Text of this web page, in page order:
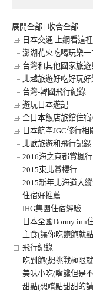
展開全部 | 收合全部
日本交通.上網看這裡
澎湖花火吃喝玩樂一
台灣和其他國家旅遊
北越旅遊好吃好玩好
台灣-韓國飛行紀錄
遊玩日本遊記
全日本飯店旅館住宿
日本航空JGC修行相
北歐旅遊和飛行記錄
2016海之京都賞楓行
2015東北賞櫻行
2015新年北海道大
住宿好推薦
IHG集團住宿經驗
日本全國Dormy inn
主食(讓你吃飽飽就
飛行紀錄
吃到飽(想挑戰極限
美味小吃(嘴饞但是
甜點(想嚐點甜甜的